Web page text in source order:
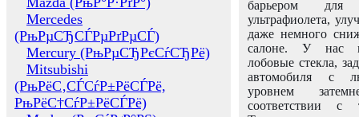
Mercedes
(РњРµСЂСЃРµРґРµСЃ)
Mercury (РњРµСЂРєСѓСЂРё)
Mitsubishi
(РњРёС‚СЃСѓР±РёСЃРё,
РњРёС†СѓР±РёСЃРё)
барьером для
ультрафиолета,
даже немного
салоне. У нас
лобовые стекла,
автомобиля с
уровнем
соответствии с